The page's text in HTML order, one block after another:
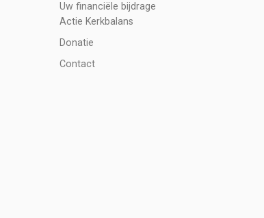
Uw financiële bijdrage
Actie Kerkbalans
Donatie
Contact